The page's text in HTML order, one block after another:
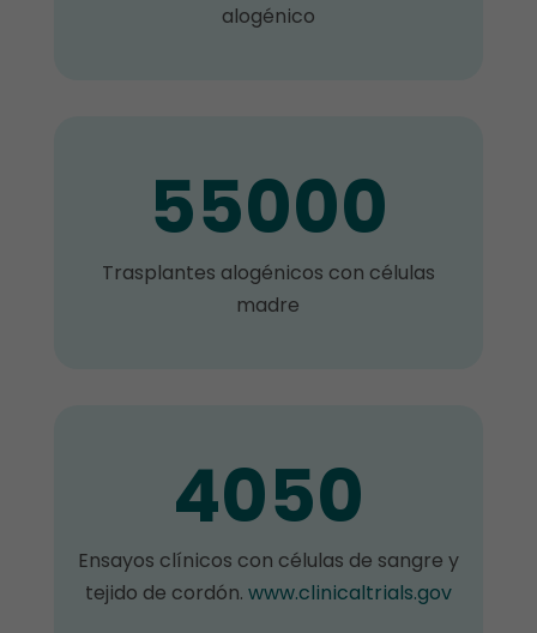
alogénico
55000
Trasplantes alogénicos con células
madre
4050
Ensayos clínicos con células de sangre y
tejido de cordón. www.clinicaltrials.gov